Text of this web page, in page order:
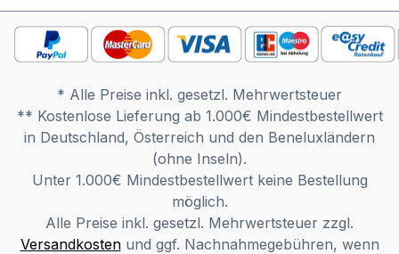
* Alle Preise inkl. gesetzl. Mehrwertsteuer
** Kostenlose Lieferung ab 1.000€ Mindestbestellwert
in Deutschland, Österreich und den Beneluxländern
(ohne Inseln).
Unter 1.000€ Mindestbestellwert keine Bestellung
möglich.
Alle Preise inkl. gesetzl. Mehrwertsteuer zzgl.
Versandkostenund ggf. Nachnahmegebühren, wenn